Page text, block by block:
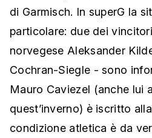
di Garmisch. In superG la
particolare: due dei
norvegese Aleksander
Cochran-Siegle - sono
Mauro Caviezel (anche lui
quest’inverno) è iscritto
condizione atletica è da